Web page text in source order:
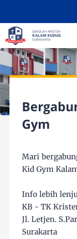
Gym
Mari
Kid Gym
Info lebih
KB - TK
Jl. Letjen.
Surakarta